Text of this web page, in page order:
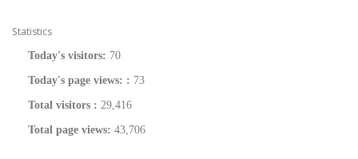
Statistics
Today's visitors: 70
Today's page views: : 73
Total visitors : 29,416
Total page views: 43,706